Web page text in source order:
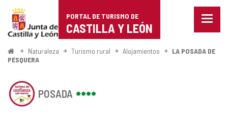
Portal
de
Turismo
de
Castilla
PORTAL DE TURISMO DE
CASTILLA Y LEÓN
Menu
InicioNaturaleza Turismo rural Alojamientos
LA POSADA DE
PESQUERA
POSADA
establecimiento